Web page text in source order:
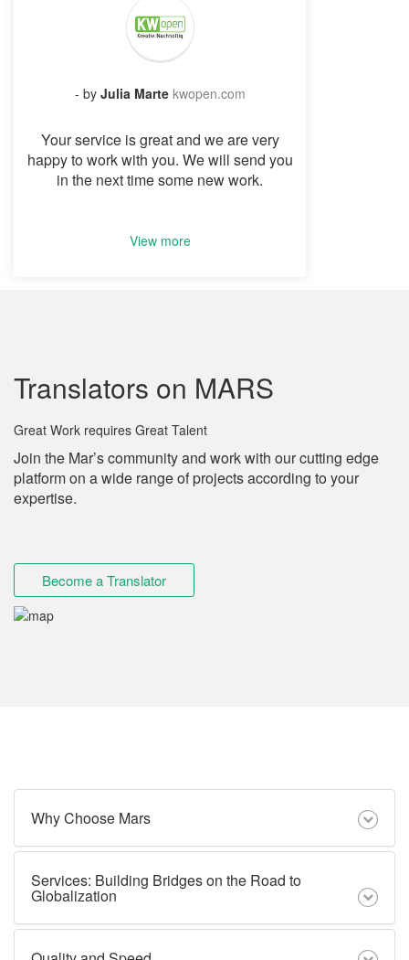
- by Julia Marte kwopen.com
Your service is great and we are very
happy to work with you. We will send you
in the next time some new work.
View more
Translators on MARS
Great Work requires Great Talent
Join the Mar’s community and work with our cutting edge
platform on a wide range of projects according to your
expertise.
Become a Translator
Why Choose Mars
Services: Building Bridges on the Road to
Globalization